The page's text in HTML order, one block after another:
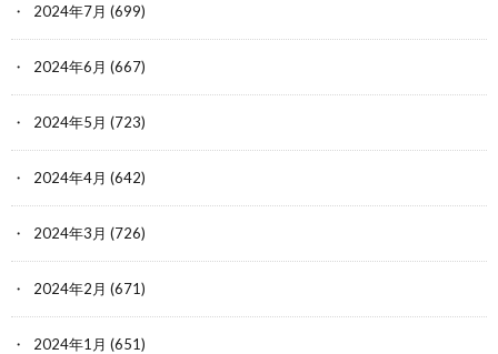
2024年7月 (699)
2024年6月 (667)
2024年5月 (723)
2024年4月 (642)
2024年3月 (726)
2024年2月 (671)
2024年1月 (651)